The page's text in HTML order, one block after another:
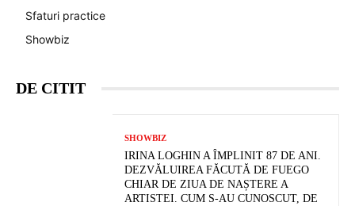
Sfaturi practice
Showbiz
DE CITIT
SHOWBIZ
IRINA LOGHIN A ÎMPLINIT 87 DE ANI.
DEZVĂLUIREA FĂCUTĂ DE FUEGO
CHIAR DE ZIUA DE NAȘTERE A
ARTISTEI. CUM S-AU CUNOSCUT, DE